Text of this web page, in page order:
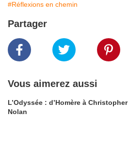
#Réflexions en chemin
Partager
Vous aimerez aussi
L’Odyssée : d’Homère à Christopher
Nolan